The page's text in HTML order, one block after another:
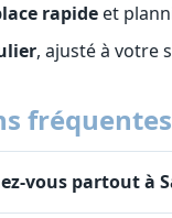
rapideet
, ajusté à votre
vous partout à